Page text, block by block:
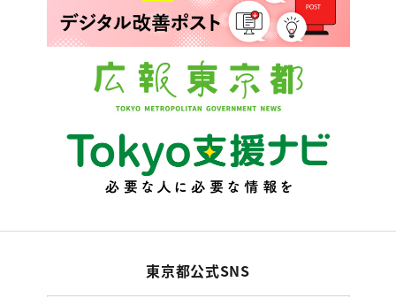
東京都公式SNS